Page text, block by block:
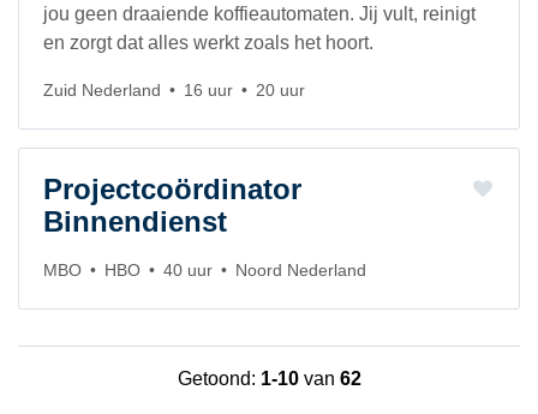
jou geen draaiende koffieautomaten. Jij vult, reinigt
en zorgt dat alles werkt zoals het hoort.
Zuid Nederland 16 uur 20 uur
Projectcoördinator
Binnendienst
MBO HBO 40 uur Noord Nederland
Getoond: 1-10van 62